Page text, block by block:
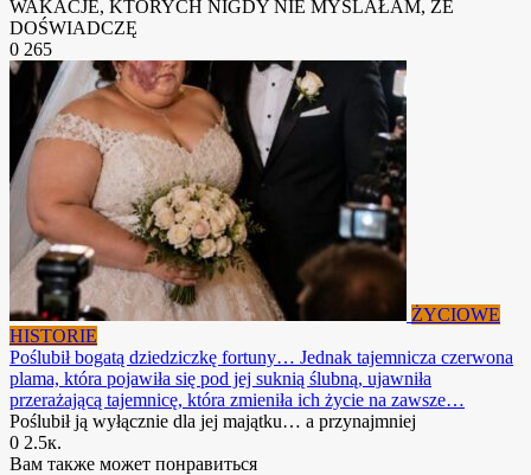
WAKACJE, KTÓRYCH NIGDY NIE MYŚLAŁAM, ŻE
DOŚWIADCZĘ
0 265
ŻYCIOWE
HISTORIE
Poślubił bogatą dziedziczkę fortuny… Jednak tajemnicza czerwona
plama, która pojawiła się pod jej suknią ślubną, ujawniła
przerażającą tajemnicę, która zmieniła ich życie na zawsze…
Poślubił ją wyłącznie dla jej majątku… a przynajmniej
0 2.5к.
Вам также может понравиться